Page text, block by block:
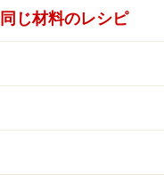
同じ材料のレシピ